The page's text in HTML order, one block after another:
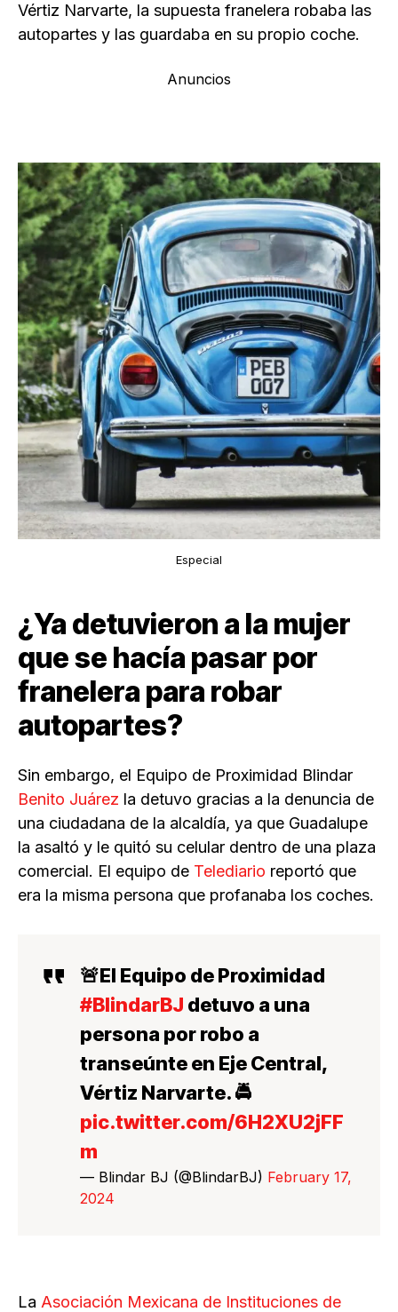
Vértiz Narvarte, la supuesta franelera robaba las
autopartes y las guardaba en su propio coche.
Anuncios
Especial
¿Ya detuvieron a la mujer
que se hacía pasar por
franelera para robar
autopartes?
Sin embargo, el Equipo de Proximidad Blindar
Benito Juárez la detuvo gracias a la denuncia de
una ciudadana de la alcaldía, ya que Guadalupe
la asaltó y le quitó su celular dentro de una plaza
comercial. El equipo de Telediario reportó que
era la misma persona que profanaba los coches.
🚨El Equipo de Proximidad
#BlindarBJ detuvo a una
persona por robo a
transeúnte en Eje Central,
Vértiz Narvarte. 🚔
pic.twitter.com/6H2XU2jFF
m
— Blindar BJ (@BlindarBJ) February 17,
2024
La Asociación Mexicana de Instituciones de